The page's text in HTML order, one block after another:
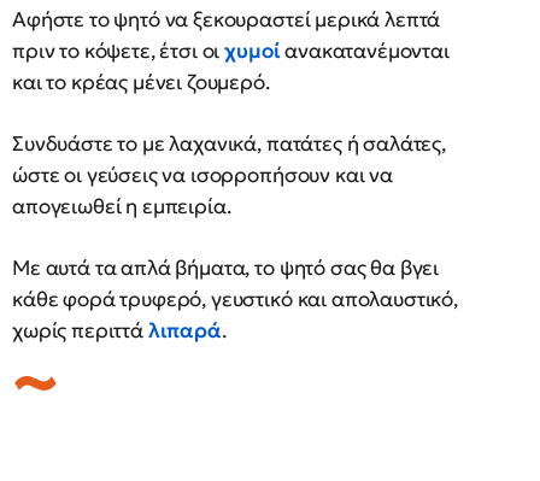
Αφήστε το ψητό να ξεκουραστεί μερικά λεπτά
πριν το κόψετε, έτσι οιχυμοίανακατανέμονται
και το κρέας μένει ζουμερό.
Συνδυάστε το με λαχανικά, πατάτες ή σαλάτες,
ώστε οι γεύσεις να ισορροπήσουν και να
απογειωθεί η εμπειρία.
Με αυτά τα απλά βήματα, το ψητό σας θα βγει
κάθε φορά τρυφερό, γευστικό και απολαυστικό,
χωρίς περιττάλιπαρά.